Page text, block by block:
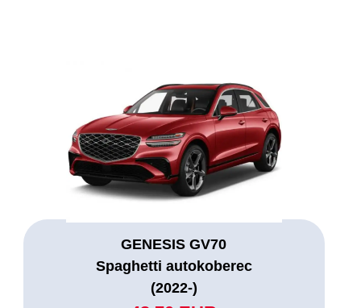
GENESIS GV70
Spaghetti autokoberec
(2022-)